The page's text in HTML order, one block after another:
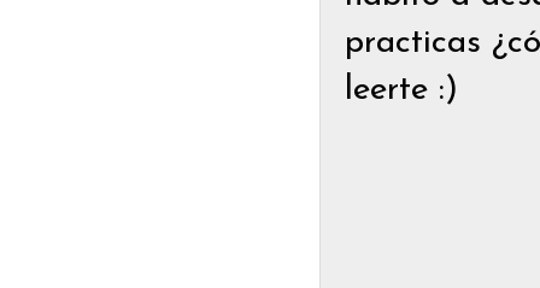
practicas
leerte :)